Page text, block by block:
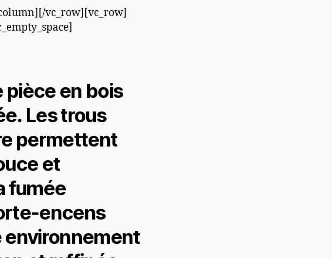
vc_row][vc_row]
pièce en bois
Les trous
permettent
et
fumée
encens
environnement